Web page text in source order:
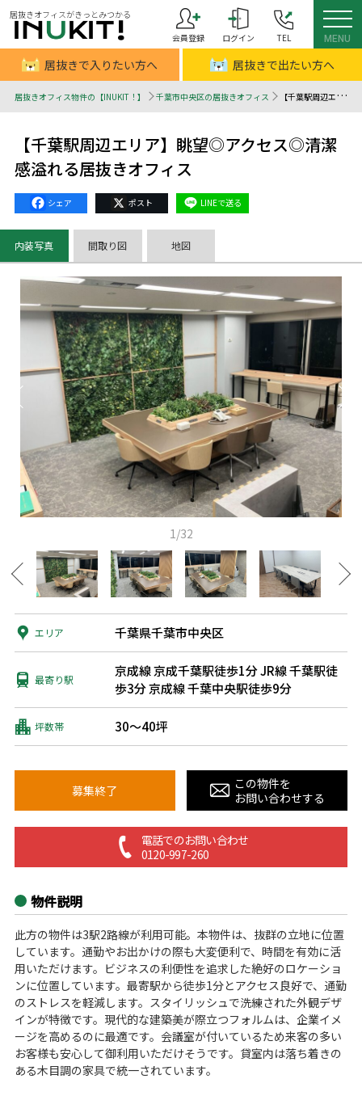
居抜きオフィスがきっとみつかる
会員登録
ログイン TEL MENU
居抜きで入りたい方へ 居抜きで出たい方へ
居抜きオフィス物件の【INUKIT！】 千葉市中央区の居抜きオフィス 【千葉駅周辺エリア】眺望◎アクセス◎清潔感溢れる居抜きオフィス - 居抜きオフィスはINUKIT！（イヌキット）
【千葉駅周辺エリア】眺望◎アクセス◎清潔
感溢れる居抜きオフィス
Facebook
X Line
内装写真 間取り図 地図
1/32
エリア 千葉県千葉市中央区
最寄り駅
京成線 京成千葉駅徒歩1分JR線 千葉駅徒
歩3分京成線 千葉中央駅徒歩9分
坪数帯 30～40坪
募集終了
この物件を
お問い合わせする
電話でのお問い合わせ
0120-997-260
物件説明
此方の物件は3駅2路線が利用可能。本物件は、抜群の立地に位置
しています。通勤やお出かけの際も大変便利で、時間を有効に活
用いただけます。ビジネスの利便性を追求した絶好のロケーショ
ンに位置しています。最寄駅から徒歩1分とアクセス良好で、通勤
のストレスを軽減します。スタイリッシュで洗練された外観デザ
インが特徴です。現代的な建築美が際立つフォルムは、企業イメ
ージを高めるのに最適です。会議室が付いているため来客の多い
お客様も安心して御利用いただけそうです。貸室内は落ち着きの
ある木目調の家具で統一されています。